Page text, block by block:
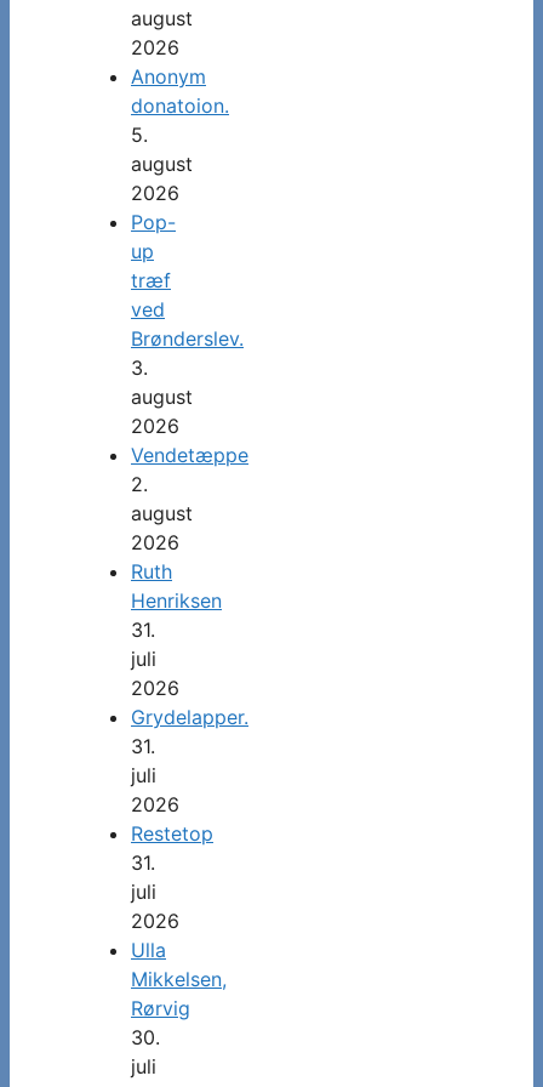
august
2026
Anonym
donatoion.
5.
august
2026
Pop-
up
træf
ved
Brønderslev.
3.
august
2026
Vendetæppe
2.
august
2026
Ruth
Henriksen
31.
juli
2026
Grydelapper.
31.
juli
2026
Restetop
31.
juli
2026
Ulla
Mikkelsen,
Rørvig
30.
juli